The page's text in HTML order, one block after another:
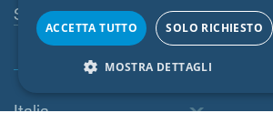
Sistema di denuncia
Italia
NORWEGIAN
ACCETTA TUTTO SOLO RICHIESTO
MOSTRA DETTAGLI